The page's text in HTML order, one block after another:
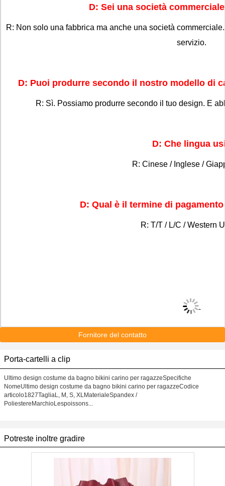
D: Sei una società
R: Non solo una fabbrica ma anche una società
servizio.
D: Puoi produrre secondo il nostro modello di
R: Sì. Possiamo produrre secondo il tuo design. E
D: Che lingua
R: Cinese / Inglese /
D: Qual è il termine di
R: T/T / L/C / Western
Fornitore del contatto
Porta-cartelli a clip
Ultimo design costume da bagno bikini carino per ragazzeSpecifiche
NomeUltimo design costume da bagno bikini carino per ragazzeCodice
articolo1827TagliaL, M, S, XLMaterialeSpandex /
PoliestereMarchioLespoissons...
Potreste inoltre gradire